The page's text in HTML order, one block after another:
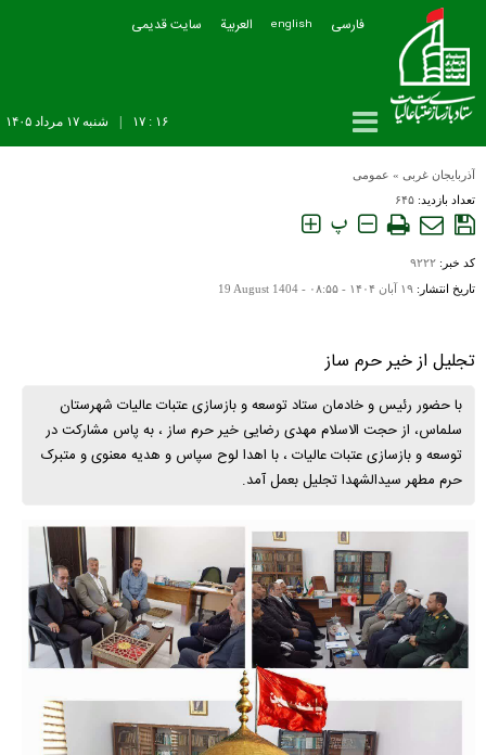
فارسی english العربیة سایت قدیمی
شنبه ۱۷ مرداد ۱۴۰۵ ۱۶ : ۱۷
آذربایجان غربی » عمومی
تعداد بازدید: ۶۴۵
پ
کد خبر: ۹۲۲۲
تاریخ انتشار: ۱۹ آبان ۱۴۰۴ - ۰۸:۵۵ - 19 August 1404
تجلیل از خیر حرم ساز
با حضور رئیس و خادمان ستاد توسعه و بازسازی عتبات عالیات شهرستان
سلماس، از حجت الاسلام مهدی رضایی خیر حرم ساز ، به پاس مشارکت در
توسعه و بازسازی عتبات عالیات ، با اهدا لوح سپاس و هدیه معنوی و متبرک
حرم مطهر سیدالشهدا تجلیل بعمل آمد.